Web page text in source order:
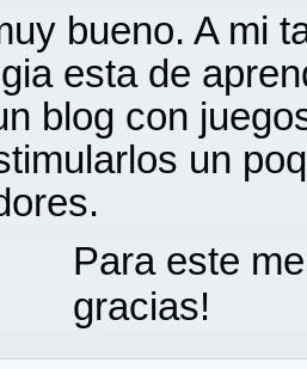
bueno. A mi
esta de
blog con
un
Para este
gracias!